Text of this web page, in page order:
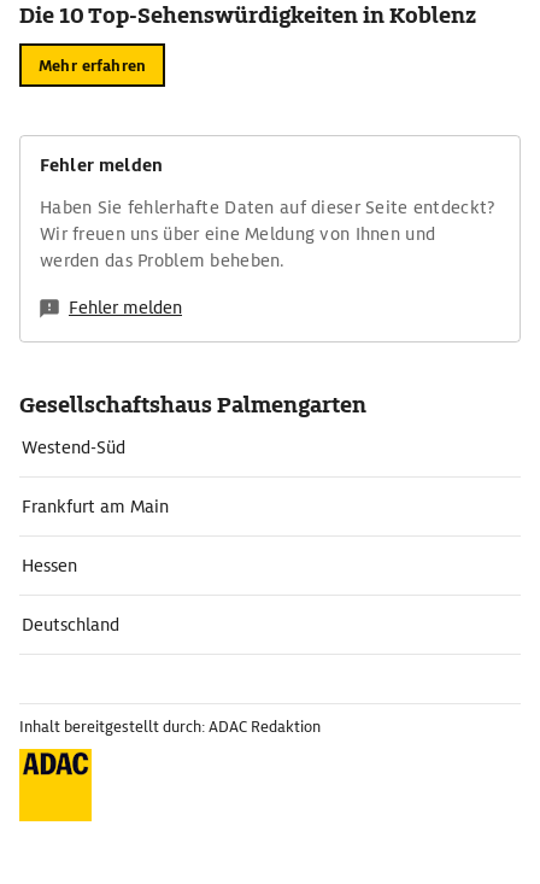
Die 10 Top-Sehenswürdigkeiten in Koblenz
Mehr erfahren
Fehler melden
Haben Sie fehlerhafte Daten auf dieser Seite entdeckt?
Wir freuen uns über eine Meldung von Ihnen und
werden das Problem beheben.
Fehler melden
Gesellschaftshaus Palmengarten
Westend-Süd
Frankfurt am Main
Hessen
Deutschland
Inhalt bereitgestellt durch: ADAC Redaktion